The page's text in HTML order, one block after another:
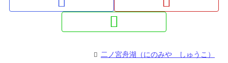
二ノ宮舟湖（にのみや しゅうこ）